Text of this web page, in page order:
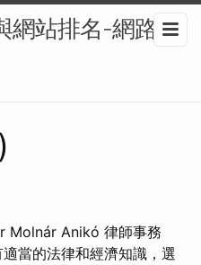
網站排名-網路行
Molnár Anikó 律師事務
當的法律和經濟知識，選